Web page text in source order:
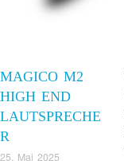
MAGICO M2
HIGH END
LAUTSPRECHE
R
25. Mai 2025